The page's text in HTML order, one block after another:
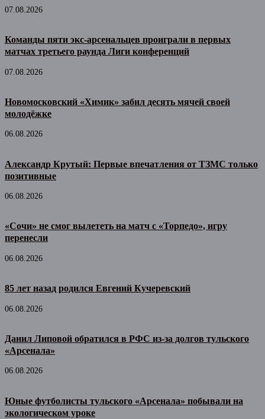
07.08.2026
Команды пяти экс-арсенальцев проиграли в первых
матчах третьего раунда Лиги конференций
07.08.2026
Новомосковский «Химик» забил десять мячей своей
молодёжке
06.08.2026
Александр Крутый: Первые впечатления от ТЗМС только
позитивные
06.08.2026
«Сочи» не смог вылететь на матч с «Торпедо», игру
перенесли
06.08.2026
85 лет назад родился Евгений Кучеревский
06.08.2026
Данил Липовой обратился в РФС из-за долгов тульского
«Арсенала»
06.08.2026
Юные футболисты тульского «Арсенала» побывали на
экологическом уроке